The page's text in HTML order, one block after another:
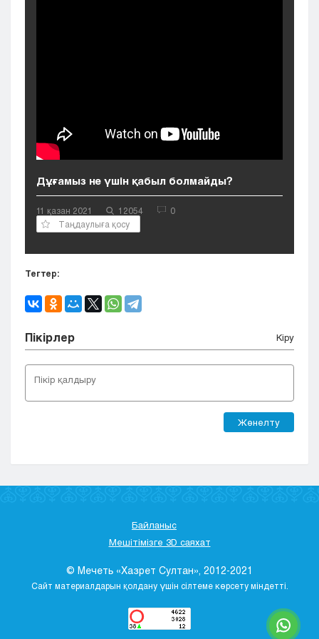
Уральск
Усть-Каменогорск
Дұғамыз не үшін қабыл болмайды?
11 қазан 2021 12054
0
Таңдаулыға қосу
Тегтер:
Пікірлер Кіру
Жөнелту
Байланыс
Мешітімізге 3D саяхат
© Мечеть «Хазрет Султан», 2012-2021
Сайт материалдарын қолдану үшін сілтеме көрсету міндетті.